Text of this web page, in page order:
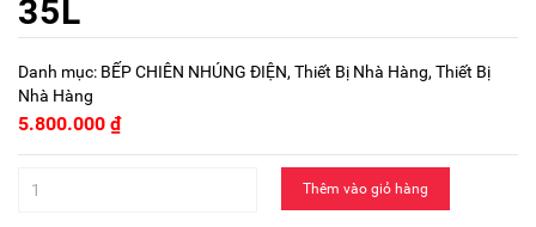
35L
Danh mục: BẾP CHIÊN NHÚNG ĐIỆN,Thiết Bị Nhà Hàng,Thiết Bị
Nhà Hàng
5.800.000 ₫
Thêm vào giỏ hàng